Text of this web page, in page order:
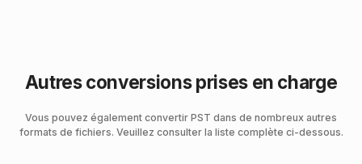
Autres conversions prises en charge
Vous pouvez également convertir PST dans de nombreux autres
formats de fichiers. Veuillez consulter la liste complète ci-dessous.